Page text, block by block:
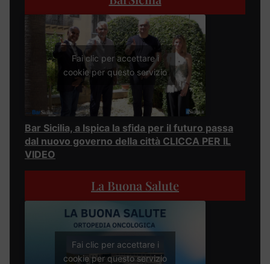
Fai clic per accettare i
cookie per questo servizio
Bar Sicilia, a Ispica la sfida per il futuro passa
dal nuovo governo della città CLICCA PER IL
VIDEO
La Buona Salute
Fai clic per accettare i
cookie per questo servizio